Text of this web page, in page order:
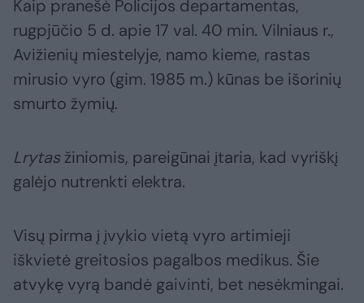
Kaip pranešė Policijos departamentas,
rugpjūčio 5 d. apie 17 val. 40 min. Vilniaus r.,
Avižienių miestelyje, namo kieme, rastas
mirusio vyro (gim. 1985 m.) kūnas be išorinių
smurto žymių.
Lrytasžiniomis, pareigūnai įtaria, kad vyriškį
galėjo nutrenkti elektra.
Visų pirma į įvykio vietą vyro artimieji
iškvietė greitosios pagalbos medikus. Šie
atvykę vyrą bandė gaivinti, bet nesėkmingai.